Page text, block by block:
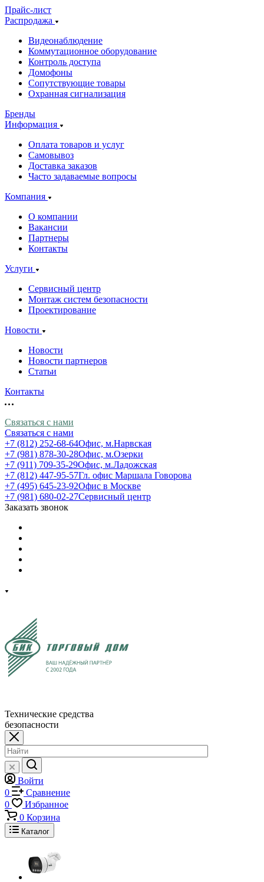
Прайс-лист
Распродажа
Видеонаблюдение
Коммутационное оборудование
Контроль доступа
Домофоны
Сопутствующие товары
Охранная сигнализация
Бренды
Информация
Оплата товаров и услуг
Самовывоз
Доставка заказов
Часто задаваемые вопросы
Компания
О компании
Вакансии
Партнеры
Контакты
Услуги
Сервисный центр
Монтаж систем безопасности
Проектирование
Новости
Новости
Новости партнеров
Статьи
Контакты
Связаться с нами
Связаться с нами
+7 (812) 252-68-64Офис, м.Нарвская
+7 (981) 878-30-28Офис, м.Озерки
+7 (911) 709-35-29Офис, м.Ладожская
+7 (812) 447-95-57Гл. офис Маршала Говорова
+7 (495) 645-23-92Офис в Москве
+7 (981) 680-02-27Сервисный центр
Заказать звонок
Технические средства
безопасности
Войти
0
Сравнение
0
Избранное
0 Корзина
Каталог